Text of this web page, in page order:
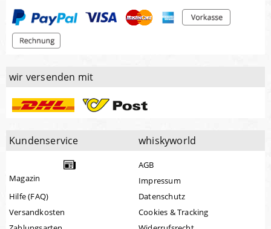
wir versenden mit
Kundenservice
Magazin
Hilfe (FAQ)
Versandkosten
whiskyworld
AGB
Impressum
Datenschutz
Cookies & Tracking